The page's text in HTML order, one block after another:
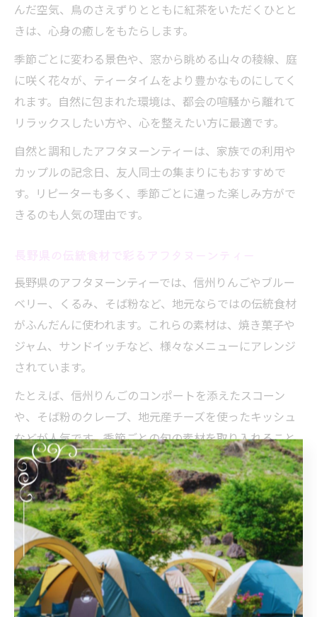
んだ空気、鳥のさえずりとともに紅茶をいただくひとと
きは、心身の癒しをもたらします。
季節ごとに変わる景色や、窓から眺める山々の稜線、庭
に咲く花々が、ティータイムをより豊かなものにしてく
れます。自然に包まれた環境は、都会の喧騒から離れて
リラックスしたい方や、心を整えたい方に最適です。
自然と調和したアフタヌーンティーは、家族での利用や
カップルの記念日、友人同士の集まりにもおすすめで
す。リピーターも多く、季節ごとに違った楽しみ方がで
きるのも人気の理由です。
長野県のアフタヌーンティーでは、信州りんごやブルー
ベリー、くるみ、そば粉など、地元ならではの伝統食材
がふんだんに使われます。これらの素材は、焼き菓子や
ジャム、サンドイッチなど、様々なメニューにアレンジ
されています。
たとえば、信州りんごのコンポートを添えたスコーン
や、そば粉のクレープ、地元産チーズを使ったキッシュ
などが人気です。季節ごとの旬の素材を取り入れること
で、毎回違った味わいが楽しめるのも魅力のひとつで
す。
地元食材を使ったアフタヌーンティーは、健康志向の方
や食にこだわる方にも好評です。アレルギーや食事制限
がある場合も、事前に相談することで対応してもらえる
店舗が多いので安心して楽しめます。